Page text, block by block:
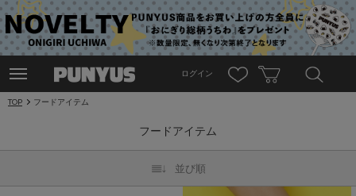
ログイン
TOP フードアイテム
フードアイテム
並び順